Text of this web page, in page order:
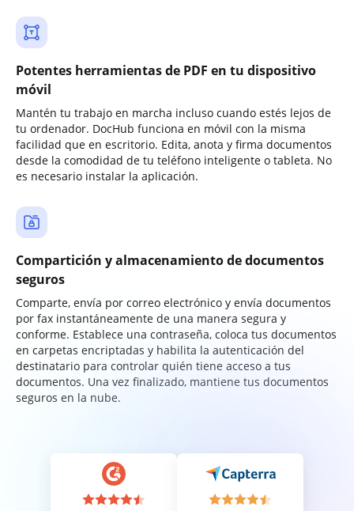
Potentes herramientas de PDF en tu dispositivo
móvil
Mantén tu trabajo en marcha incluso cuando estés lejos de
tu ordenador. DocHub funciona en móvil con la misma
facilidad que en escritorio. Edita, anota y firma documentos
desde la comodidad de tu teléfono inteligente o tableta. No
es necesario instalar la aplicación.
Compartición y almacenamiento de documentos
seguros
Comparte, envía por correo electrónico y envía documentos
por fax instantáneamente de una manera segura y
conforme. Establece una contraseña, coloca tus documentos
en carpetas encriptadas y habilita la autenticación del
destinatario para controlar quién tiene acceso a tus
documentos. Una vez finalizado, mantiene tus documentos
seguros en la nube.